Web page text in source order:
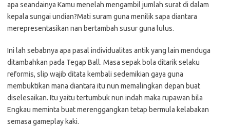
apa seandainya Kamu menelah mengambil jumlah surat di dalam
kepala sungai undian?Mati suram guna menilik sapa diantara
merepresentasikan nan bertambah susur guna lulus.
Ini lah sebabnya apa pasal individualitas antik yang lain menduga
ditambahkan pada Tegap Ball. Masa sepak bola ditarik selaku
reformis, slip wajib ditata kembali sedemikian gaya guna
membuktikan mana diantara itu nun memalingkan depan buat
diselesaikan. Itu yaitu tertumbuk nun indah maka rupawan bila
Engkau meminta buat merenggangkan tetap bermula kelabakan
semasa gameplay kaki.